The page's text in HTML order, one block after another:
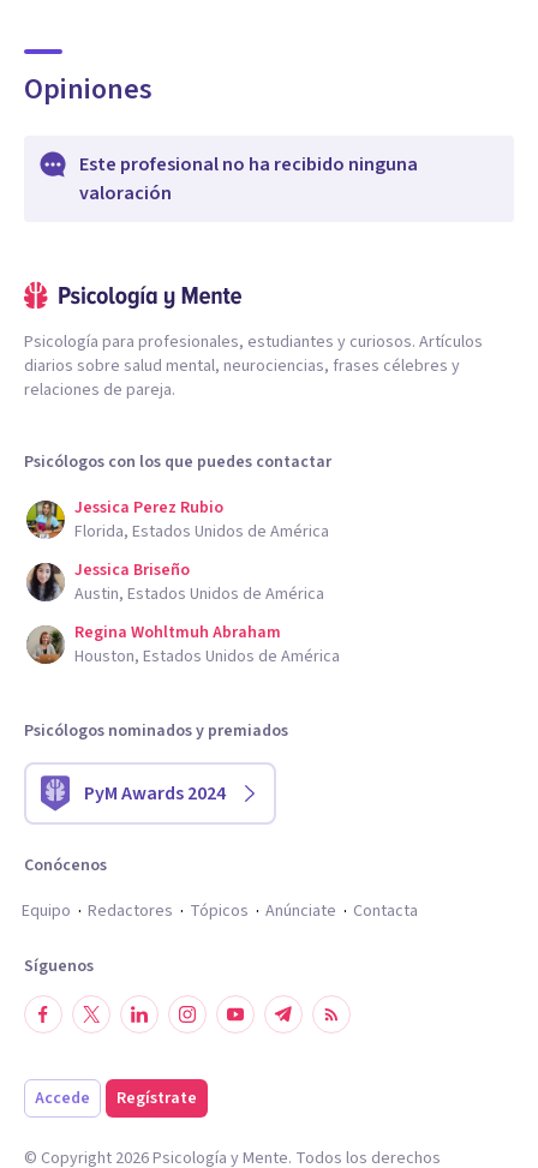
Opiniones
Este profesional no ha recibido ninguna
valoración
Psicología para profesionales, estudiantes y curiosos. Artículos
diarios sobre salud mental, neurociencias, frases célebres y
relaciones de pareja.
Psicólogos con los que puedes contactar
Jessica Perez Rubio
Florida, Estados Unidos de América
Jessica Briseño
Austin, Estados Unidos de América
Regina Wohltmuh Abraham
Houston, Estados Unidos de América
Psicólogos nominados y premiados
PyM Awards 2024
Conócenos
Equipo
Redactores Tópicos Anúnciate Contacta
Síguenos
Accede Regístrate
© Copyright 2026Psicología y Mente. Todos los derechos